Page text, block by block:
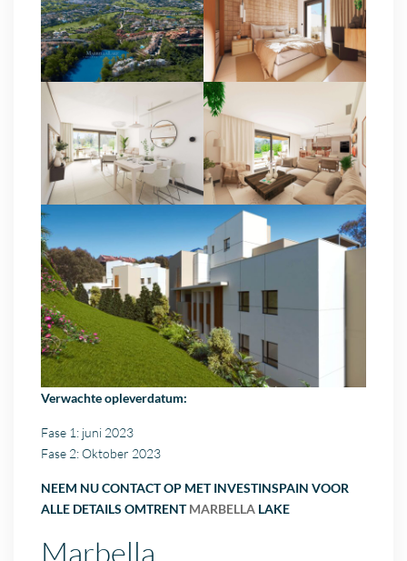
Verwachte opleverdatum:
Fase 1: juni 2023
Fase 2: Oktober 2023
NEEM NU CONTACT OP MET INVESTINSPAIN VOOR
ALLE DETAILS OMTRENTMARBELLA LAKE
Marbella